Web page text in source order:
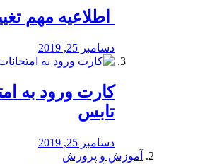
اطلاعیه مهم
دسامبر 25, 2019
کارت ورود به
تابس
دسامبر 25, 2019
آموزش و پرورش